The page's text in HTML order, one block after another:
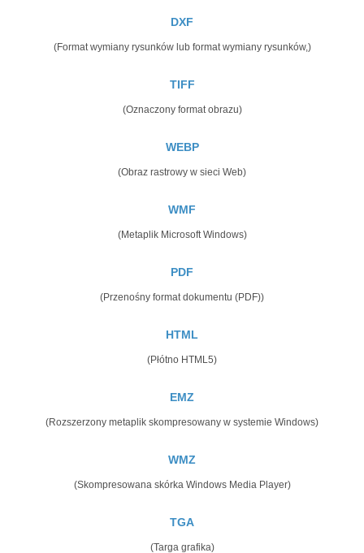
DXF
(Format wymiany rysunków lub format wymiany rysunków,)
TIFF
(Oznaczony format obrazu)
WEBP
(Obraz rastrowy w sieci Web)
WMF
(Metaplik Microsoft Windows)
PDF
(Przenośny format dokumentu (PDF))
HTML
(Płótno HTML5)
EMZ
(Rozszerzony metaplik skompresowany w systemie Windows)
WMZ
(Skompresowana skórka Windows Media Player)
TGA
(Targa grafika)